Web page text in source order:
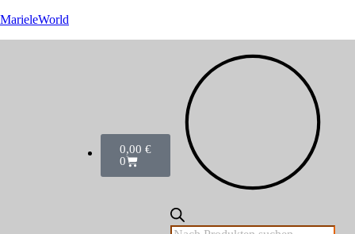
MarieleWorld
0,00 €
0